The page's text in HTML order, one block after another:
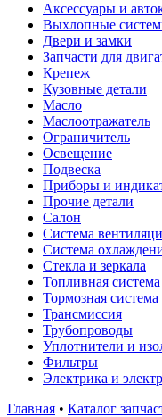
Аксессуары и
Выхлопные
Двери и замки
Запчасти для
Крепеж
Кузовные детали
Масло
Маслоотражатель
Ограничитель
Освещение
Подвеска
Приборы и
Прочие детали
Салон
Система
Система
Стекла и зеркала
Топливная система
Тормозная система
Трансмиссия
Трубопроводы
Уплотнители и
Фильтры
Электрика и
Главная • Каталог